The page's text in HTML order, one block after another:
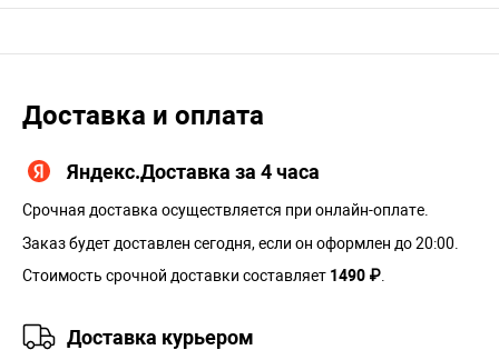
Доставка и оплата
Яндекс.Доставка за 4 часа
Срочная доставка осуществляется при онлайн-оплате.
Заказ будет доставлен сегодня, если он оформлен до 20:00.
Стоимость срочной доставки составляет 1490 ₽.
Доставка курьером